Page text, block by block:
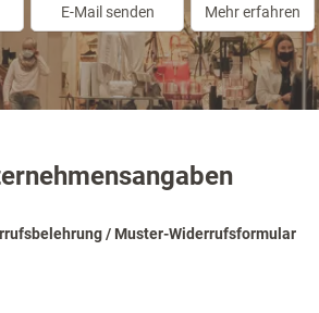
E-Mail senden
Mehr erfahren
/ Muster-Widerrufsformular